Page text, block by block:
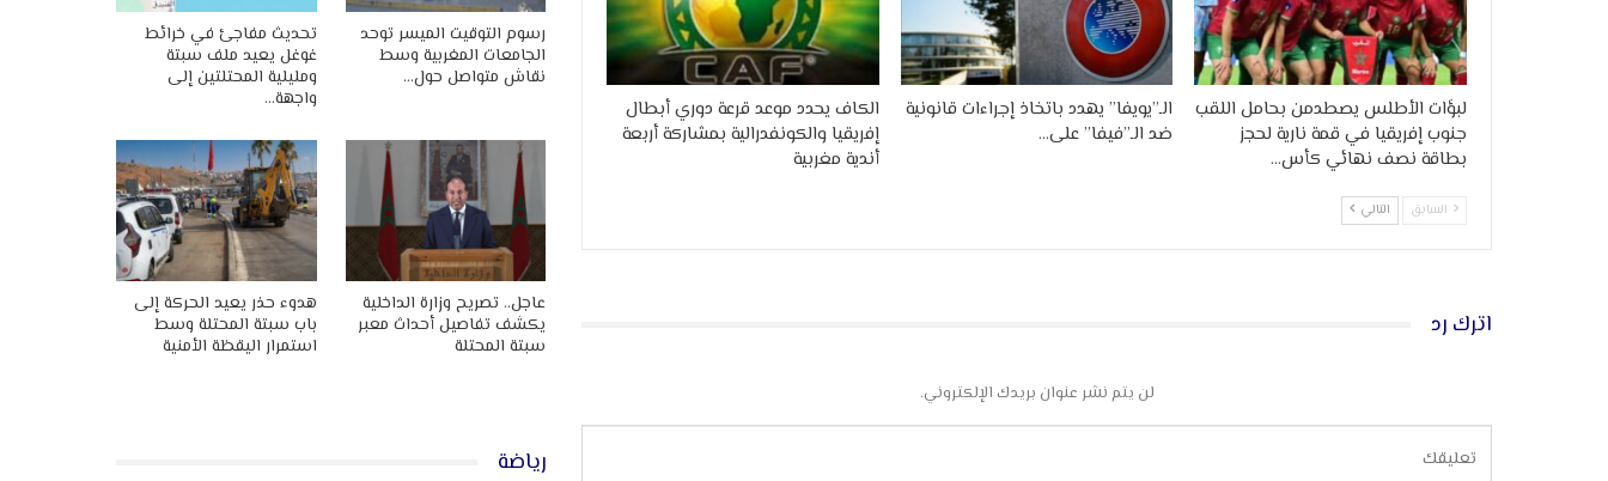
لبؤات الأطلس يصطدمن بحامل اللقب
جنوب إفريقيا في قمة نارية لحجز
بطاقة نصف نهائي كأس…
الـ”يويفا” يهدد باتخاذ إجراءات قانونية
ضد الـ”فيفا” على…
الكاف يحدد موعد قرعة دوري أبطال
إفريقيا والكونفدرالية بمشاركة أربعة
أندية مغربية
السابق التالي
اترك رد
لن يتم نشر عنوان بريدك الإلكتروني.
رسوم التوقيت الميسر توحد
الجامعات المغربية وسط
نقاش متواصل حول…
تحديث مفاجئ في خرائط
غوغل يعيد ملف سبتة
ومليلية المحتلتين إلى
واجهة…
عاجل.. تصريح وزارة الداخلية
يكشف تفاصيل أحداث معبر
سبتة المحتلة
هدوء حذر يعيد الحركة إلى
باب سبتة المحتلة وسط
استمرار اليقظة الأمنية
رياضة